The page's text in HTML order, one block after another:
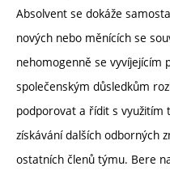
Absolvent se dokáže
nových nebo měnících se
nehomogenně se
společenským důsledkům
podporovat a řídit s využitím
získávání dalších odborných
ostatních členů týmu. Bere